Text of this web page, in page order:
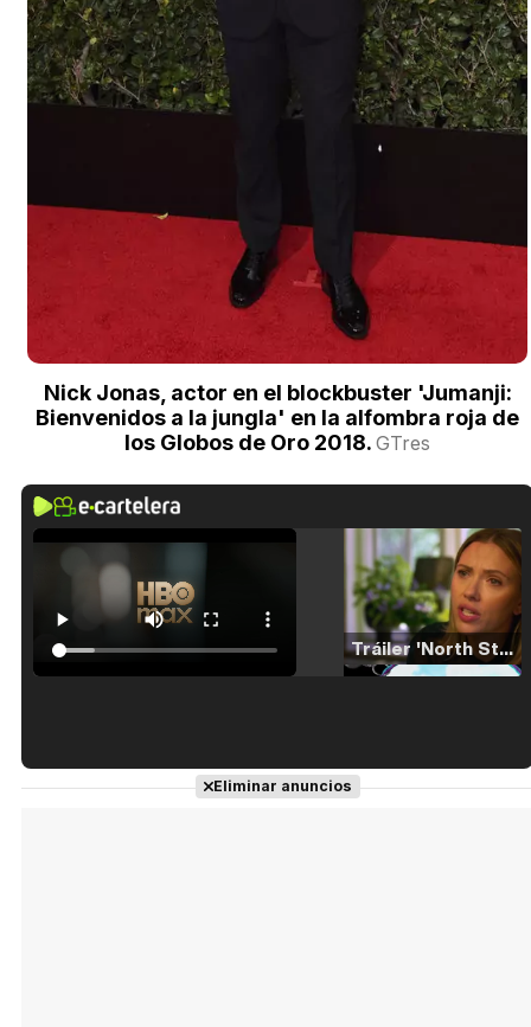
Nick Jonas, actor en el blockbuster 'Jumanji:
Bienvenidos a la jungla' en la alfombra roja de
los Globos de Oro 2018. GTres
Tráiler 'North Star' (2023)
Tráiler en español de 'La isla olvidada'
Eliminar anuncios